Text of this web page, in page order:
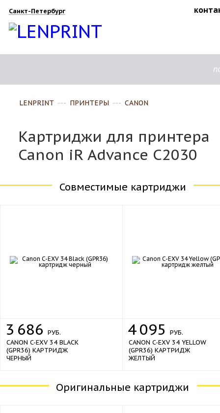
Санкт-Петербург
LENPRINT --- ПРИНТЕРЫ --- CANON
Картриджи для принтера
Canon iR Advance C2030
Совместимые картриджи
3 686 РУБ.
CANON C-EXV 34 BLACK
(GPR36) КАРТРИДЖ
ЧЕРНЫЙ
4095
РУБ.
CANON C-EXV 34 YELLOW
(GPR36) КАРТРИДЖ
ЖЕЛТЫЙ
Оригинальные картриджи